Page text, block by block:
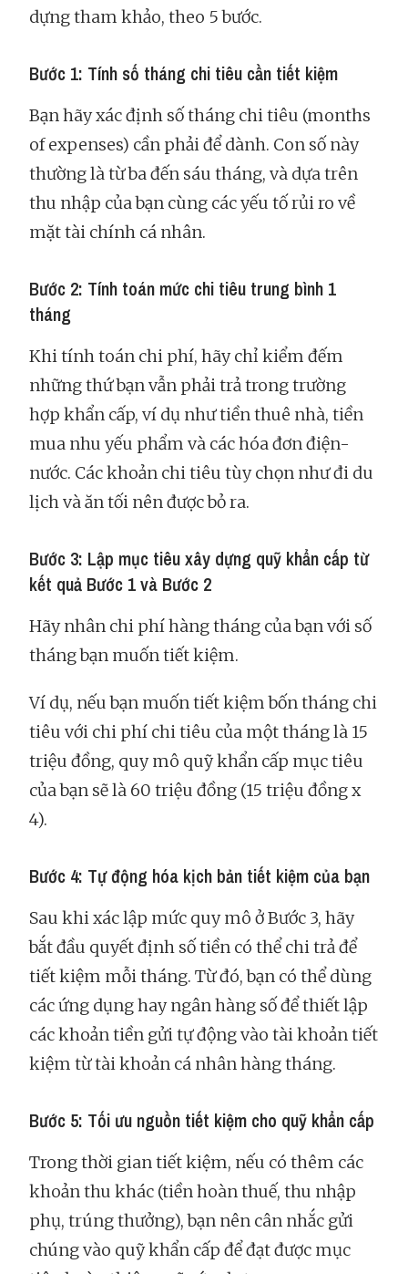
dựng tham khảo, theo 5 bước.
Bước 1: Tính số tháng chi tiêu cần tiết kiệm
Bạn hãy xác định số tháng chi tiêu (months
of expenses) cần phải để dành. Con số này
thường là từ ba đến sáu tháng, và dựa trên
thu nhập của bạn cùng các yếu tố rủi ro về
mặt tài chính cá nhân.
Bước 2: Tính toán mức chi tiêu trung bình 1
tháng
Khi tính toán chi phí, hãy chỉ kiểm đếm
những thứ bạn vẫn phải trả trong trường
hợp khẩn cấp, ví dụ như tiền thuê nhà, tiền
mua nhu yếu phẩm và các hóa đơn điện-
nước. Các khoản chi tiêu tùy chọn như đi du
lịch và ăn tối nên được bỏ ra.
Bước 3: Lập mục tiêu xây dựng quỹ khẩn cấp từ
kết quả Bước 1 và Bước 2
Hãy nhân chi phí hàng tháng của bạn với số
tháng bạn muốn tiết kiệm.
Ví dụ, nếu bạn muốn tiết kiệm bốn tháng chi
tiêu với chi phí chi tiêu của một tháng là 15
triệu đồng, quy mô quỹ khẩn cấp mục tiêu
của bạn sẽ là 60 triệu đồng (15 triệu đồng x
4).
Bước 4: Tự động hóa kịch bản tiết kiệm của bạn
Sau khi xác lập mức quy mô ở Bước 3, hãy
bắt đầu quyết định số tiền có thể chi trả để
tiết kiệm mỗi tháng. Từ đó, bạn có thể dùng
các ứng dụng hay ngân hàng số để thiết lập
các khoản tiền gửi tự động vào tài khoản tiết
kiệm từ tài khoản cá nhân hàng tháng.
Bước 5: Tối ưu nguồn tiết kiệm cho quỹ khẩn cấp
Trong thời gian tiết kiệm, nếu có thêm các
khoản thu khác (tiền hoàn thuế, thu nhập
phụ, trúng thưởng), bạn nên cân nhắc gửi
chúng vào quỹ khẩn cấp để đạt được mục